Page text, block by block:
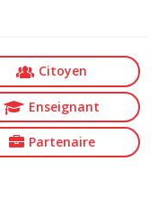
Citoyen
Enseignant
Partenaire